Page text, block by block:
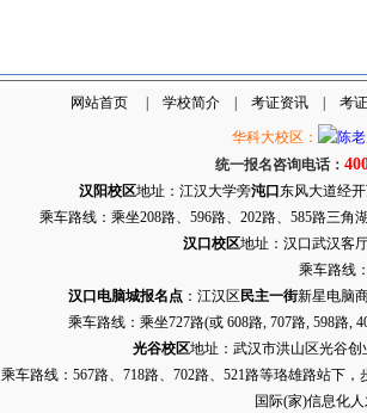
网站首页| 学校简介| 考证资讯| 考
华科大校区：
统一报名咨询电话：
汉阳校区地址：江汉大学旁沌口 东风大道经
乘车路线：乘坐208路、596路、202路、585路三
汉口校区地址：汉口武汉客
乘车路线
汉口电脑城报名点：江汉区 民主一街新星电脑
乘车路线：乘坐727路(或 608路, 707路, 598路,
光谷校区地址：武汉市洪山区光谷创
乘车路线：567路、718路、702路、521路等珞雄路站下
国际(家)信息化